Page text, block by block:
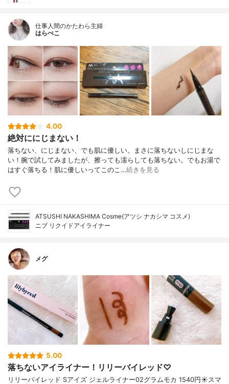
仕事人間のかたわら主婦
はらぺこ
4.00
絶対ににじまない！
落ちない、にじまない、でも肌に優しい。まさに落ちないしにじまな
い！腕で試してみましたが、擦っても濡らしても落ちない。でもお湯で
はすぐ落ちる！肌に優しいってこのこ…続きを見る
ATSUSHI NAKASHIMA Cosme(アツシ ナカシマ コスメ)
ニブ リクイドアイライナー
メグ
5.00
落ちないアイライナー！リリーバイレッド♡
リリーバイレッド Sアイズ ジェルライナー02グラムモカ 1540円☀️スマ